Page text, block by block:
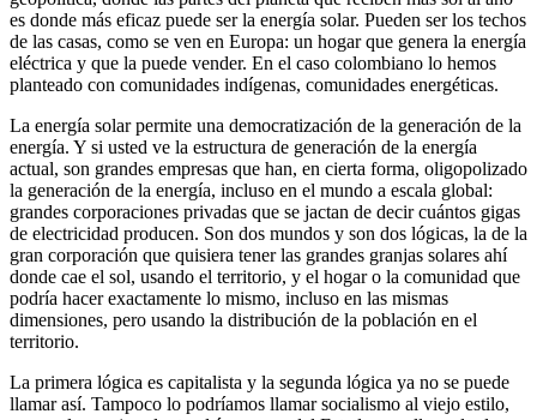
es donde más eficaz puede ser la energía solar. Pueden ser los techos
de las casas, como se ven en Europa: un hogar que genera la energía
eléctrica y que la puede vender. En el caso colombiano lo hemos
planteado con comunidades indígenas, comunidades energéticas.
La energía solar permite una democratización de la generación de la
energía. Y si usted ve la estructura de generación de la energía
actual, son grandes empresas que han, en cierta forma, oligopolizado
la generación de la energía, incluso en el mundo a escala global:
grandes corporaciones privadas que se jactan de decir cuántos gigas
de electricidad producen. Son dos mundos y son dos lógicas, la de la
gran corporación que quisiera tener las grandes granjas solares ahí
donde cae el sol, usando el territorio, y el hogar o la comunidad que
podría hacer exactamente lo mismo, incluso en las mismas
dimensiones, pero usando la distribución de la población en el
territorio.
La primera lógica es capitalista y la segunda lógica ya no se puede
llamar así. Tampoco lo podríamos llamar socialismo al viejo estilo,